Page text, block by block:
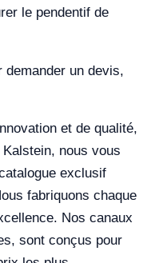
le pendentif de
demander un devis,
et de qualité,
nous vous
exclusif
fabriquons chaque
Nos canaux
sont conçus pour